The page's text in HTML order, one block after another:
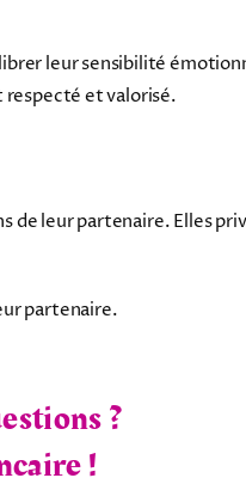
leur sensibilité
respecté et valorisé.
de leur partenaire. Elles
partenaire.
?
!